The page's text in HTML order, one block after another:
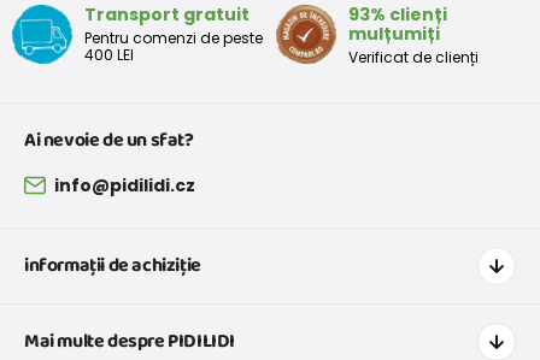
Transport gratuit
Pentru comenzi de peste
400 LEI
93% clienți
mulțumiți
Verificat de clienți
Ai nevoie de un sfat?
info@pidilidi.cz
informații de achiziție
Transport și plată
Mai multe despre PIDILIDI